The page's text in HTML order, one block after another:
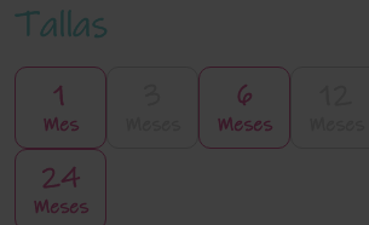
Tallas
1
Mes
6
Meses
24
Meses